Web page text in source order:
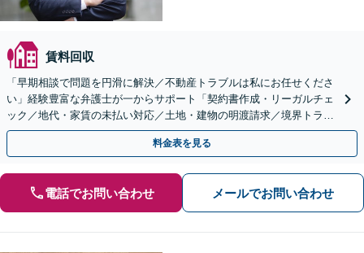
賃料回収
「早期相談で問題を円滑に解決／不動産トラブルは私にお任せくださ
い」経験豊富な弁護士が一からサポート「契約書作成・リーガルチェ
ック／地代・家賃の未払い対応／土地・建物の明渡請求／境界トラブ
ル【休日・夜間相談あり】
料金表を見る
電話でお問い合わせ メールでお問い合わせ